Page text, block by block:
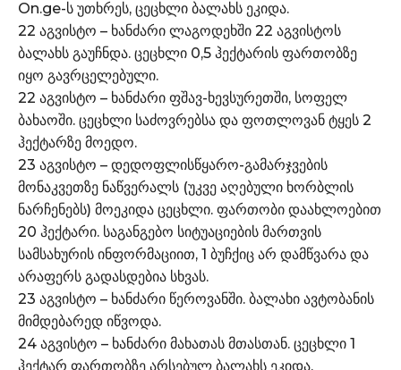
On.ge-ს უთხრეს, ცეცხლი ბალახს ეკიდა.
22 აგვისტო – ხანძარი ლაგოდეხში 22 აგვისტოს
ბალახს გაუჩნდა. ცეცხლი 0,5 ჰექტარის ფართობზე
იყო გავრცელებული.
22 აგვისტო – ხანძარი ფშავ-ხევსურეთში, სოფელ
ბახაოში. ცეცხლი საძოვრებსა და ფოთლოვან ტყეს 2
ჰექტარზე მოედო.
23 აგვისტო – დედოფლისწყარო-გამარჯვების
მონაკვეთზე ნაწვერალს (უკვე აღებული ხორბლის
ნარჩენებს) მოეკიდა ცეცხლი. ფართობი დაახლოებით
20 ჰექტარი. საგანგებო სიტუაციების მართვის
სამსახურის ინფორმაციით, 1 ბუჩქიც არ დამწვარა და
არაფერს გადასდებია სხვას.
23 აგვისტო – ხანძარი წეროვანში. ბალახი ავტობანის
მიმდებარედ იწვოდა.
24 აგვისტო – ხანძარი მახათას მთასთან. ცეცხლი 1
ჰექტარ ფართობზე არსებულ ბალახს ეკიდა.